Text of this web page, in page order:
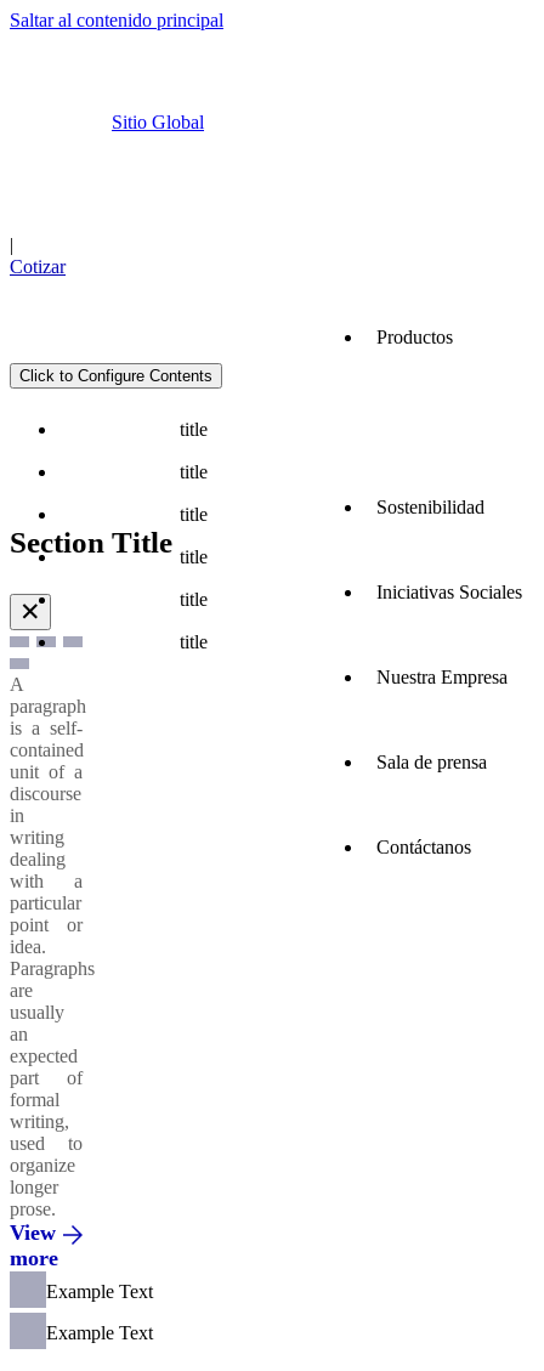
Saltar al contenido principal
Sitio Global
|
Cotizar
Productos
Sostenibilidad
Iniciativas Sociales
Nuestra Empresa
Sala de prensa
Contáctanos
Click to Configure Contents
title
title
title
title
title
title
Section Title
✕
A
paragraph
is a self-
contained
unit of a
discourse
in
writing
dealing
with a
particular
point or
idea.
Paragraphs
are
usually
an
expected
part of
formal
writing,
used to
organize
longer
prose.
View
more
Example Text
Example Text